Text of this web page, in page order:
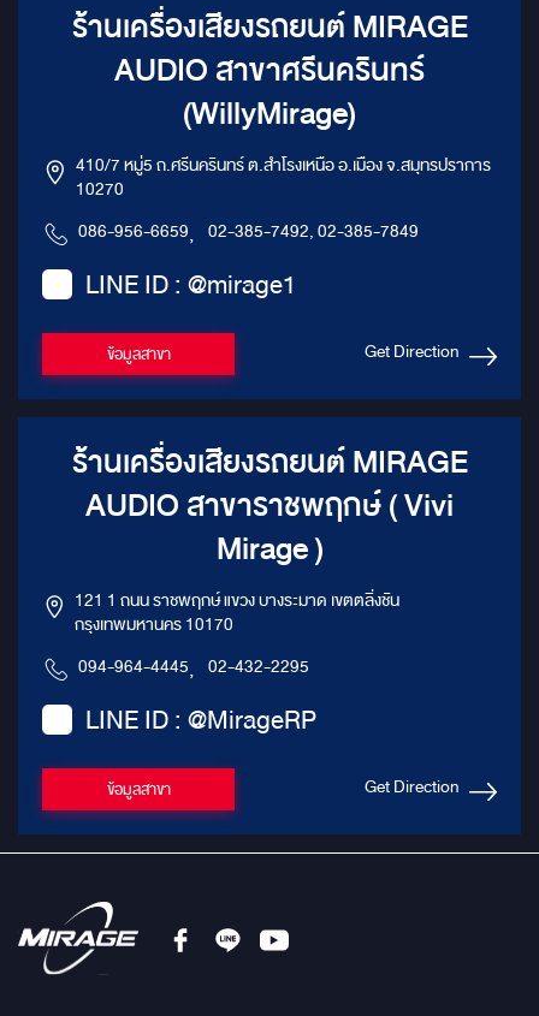
ร้านเครื่องเสียงรถยนต์ MIRAGE
AUDIO สาขาศรีนครินทร์
(WillyMirage)
410/7 หมู่5 ถ.ศรีนครินทร์ ต.สำโรงเหนือ อ.เมือง จ.สมุทรปราการ
10270
086-956-6659, 02-385-7492, 02-385-7849
LINE ID : @mirage1
ข้อมูลสาขา Get Direction
ร้านเครื่องเสียงรถยนต์ MIRAGE
AUDIO สาขาราชพฤกษ์ ( Vivi
Mirage )
121 1 ถนน ราชพฤกษ์ แขวง บางระมาด เขตตลิ่งชัน
กรุงเทพมหานคร 10170
094-964-4445, 02-432-2295
LINE ID : @MirageRP
ข้อมูลสาขา Get Direction